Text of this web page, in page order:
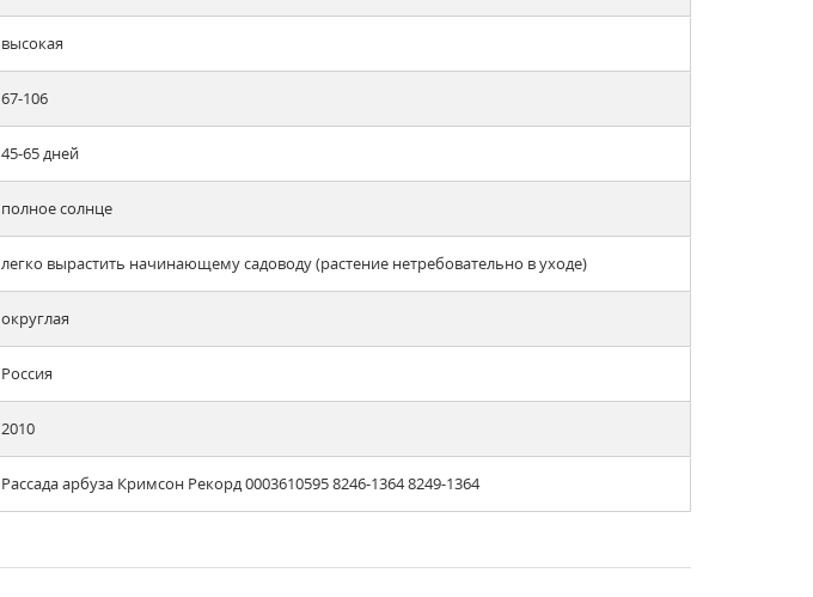
высокая
67-106
45-65 дней
полное солнце
легко вырастить начинающему садоводу (растение нетребовательно в уходе)
округлая
Россия
2010
Рассада арбуза Кримсон Рекорд 0003610595 8246-1364 8249-1364